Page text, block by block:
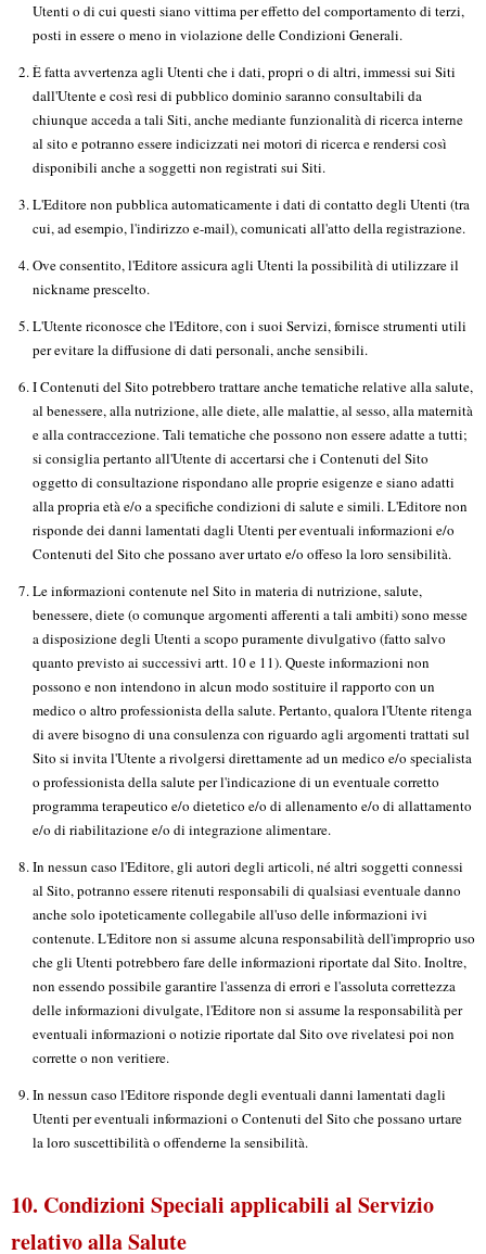
Utenti o di cui questi siano vittima per effetto del comportamento di terzi,
posti in essere o meno in violazione delle Condizioni Generali.
È fatta avvertenza agli Utenti che i dati, propri o di altri, immessi sui Siti
dall'Utente e così resi di pubblico dominio saranno consultabili da
chiunque acceda a tali Siti, anche mediante funzionalità di ricerca interne
al sito e potranno essere indicizzati nei motori di ricerca e rendersi così
disponibili anche a soggetti non registrati sui Siti.
L'Editore non pubblica automaticamente i dati di contatto degli Utenti (tra
cui, ad esempio, l'indirizzo e-mail), comunicati all'atto della registrazione.
Ove consentito, l'Editore assicura agli Utenti la possibilità di utilizzare il
nickname prescelto.
L'Utente riconosce che l'Editore, con i suoi Servizi, fornisce strumenti utili
per evitare la diffusione di dati personali, anche sensibili.
I Contenuti del Sito potrebbero trattare anche tematiche relative alla salute,
al benessere, alla nutrizione, alle diete, alle malattie, al sesso, alla maternità
e alla contraccezione. Tali tematiche che possono non essere adatte a tutti;
si consiglia pertanto all'Utente di accertarsi che i Contenuti del Sito
oggetto di consultazione rispondano alle proprie esigenze e siano adatti
alla propria età e/o a specifiche condizioni di salute e simili. L'Editore non
risponde dei danni lamentati dagli Utenti per eventuali informazioni e/o
Contenuti del Sito che possano aver urtato e/o offeso la loro sensibilità.
Le informazioni contenute nel Sito in materia di nutrizione, salute,
benessere, diete (o comunque argomenti afferenti a tali ambiti) sono messe
a disposizione degli Utenti a scopo puramente divulgativo (fatto salvo
quanto previsto ai successivi artt. 10 e 11). Queste informazioni non
possono e non intendono in alcun modo sostituire il rapporto con un
medico o altro professionista della salute. Pertanto, qualora l'Utente ritenga
di avere bisogno di una consulenza con riguardo agli argomenti trattati sul
Sito si invita l'Utente a rivolgersi direttamente ad un medico e/o specialista
o professionista della salute per l'indicazione di un eventuale corretto
programma terapeutico e/o dietetico e/o di allenamento e/o di allattamento
e/o di riabilitazione e/o di integrazione alimentare.
In nessun caso l'Editore, gli autori degli articoli, né altri soggetti connessi
al Sito, potranno essere ritenuti responsabili di qualsiasi eventuale danno
anche solo ipoteticamente collegabile all'uso delle informazioni ivi
contenute. L'Editore non si assume alcuna responsabilità dell'improprio uso
che gli Utenti potrebbero fare delle informazioni riportate dal Sito. Inoltre,
non essendo possibile garantire l'assenza di errori e l'assoluta correttezza
delle informazioni divulgate, l'Editore non si assume la responsabilità per
eventuali informazioni o notizie riportate dal Sito ove rivelatesi poi non
corrette o non veritiere.
In nessun caso l'Editore risponde degli eventuali danni lamentati dagli
Utenti per eventuali informazioni o Contenuti del Sito che possano urtare
la loro suscettibilità o offenderne la sensibilità.
10. Condizioni Speciali applicabili al Servizio
relativo alla Salute